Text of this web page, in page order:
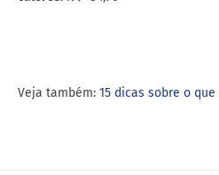
Veja também: 15 dicas sobre o